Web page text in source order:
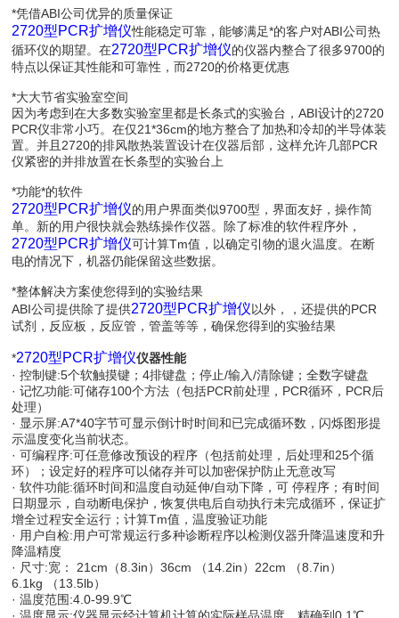
*凭借ABI公司优异的质量保证
2720型PCR扩增仪性能稳定可靠，能够满足*的客户对ABI公司热
循环仪的期望。在2720型PCR扩增仪的仪器内整合了很多9700的
特点以保证其性能和可靠性，而2720的价格更优惠
*大大节省实验室空间
因为考虑到在大多数实验室里都是长条式的实验台，ABI设计的2720
PCR仪非常小巧。在仅21*36cm的地方整合了加热和冷却的半导体装
置。并且2720的排风散热装置设计在仪器后部，这样允许几部PCR
仪紧密的并排放置在长条型的实验台上
*功能*的软件
2720型PCR扩增仪的用户界面类似9700型，界面友好，操作简
单。新的用户很快就会熟练操作仪器。除了标准的软件程序外，
2720型PCR扩增仪可计算Tm值，以确定引物的退火温度。在断
电的情况下，机器仍能保留这些数据。
*整体解决方案使您得到的实验结果
ABI公司提供除了提供2720型PCR扩增仪以外，，还提供的PCR
试剂，反应板，反应管，管盖等等，确保您得到的实验结果
*2720型PCR扩增仪仪器性能
· 控制键:5个软触摸键；4排键盘；停止/输入/清除键；全数字键盘
· 记忆功能:可储存100个方法（包括PCR前处理，PCR循环，PCR后
处理）
· 显示屏:A7*40字节可显示倒计时时间和已完成循环数，闪烁图形提
示温度变化当前状态。
· 可编程序:可任意修改预设的程序（包括前处理，后处理和25个循
环）；设定好的程序可以储存并可以加密保护防止无意改写
· 软件功能:循环时间和温度自动延伸/自动下降，可 停程序；有时间
日期显示，自动断电保护，恢复供电后自动执行未完成循环，保证扩
增全过程安全运行；计算Tm值，温度验证功能
· 用户自检:用户可常规运行多种诊断程序以检测仪器升降温速度和升
降温精度
· 尺寸:宽： 21cm（8.3in）36cm （14.2in）22cm （8.7in）
6.1kg （13.5lb）
· 温度范围:4.0-99.9℃